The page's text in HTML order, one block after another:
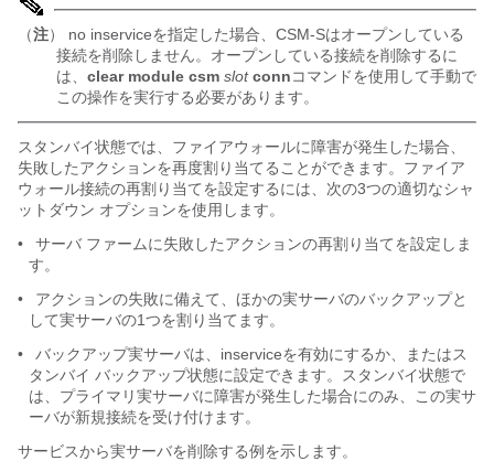
（注） no inserviceを指定した場合、CSM-Sはオープンしている
接続を削除しません。オープンしている接続を削除するに
は、 clear module csm slotconnコマンドを使用して手動で
この操作を実行する必要があります。
スタンバイ状態では、ファイアウォールに障害が発生した場合、
失敗したアクションを再度割り当てることができます。ファイア
ウォール接続の再割り当てを設定するには、次の3つの適切なシャ
ットダウン オプションを使用します。
•
サーバ ファームに失敗したアクションの再割り当てを設定しま
す。
•
アクションの失敗に備えて、ほかの実サーバのバックアップと
して実サーバの1つを割り当てます。
•
バックアップ実サーバは、inserviceを有効にするか、またはス
タンバイ バックアップ状態に設定できます。スタンバイ状態で
は、プライマリ実サーバに障害が発生した場合にのみ、この実サ
ーバが新規接続を受け付けます。
サービスから実サーバを削除する例を示します。